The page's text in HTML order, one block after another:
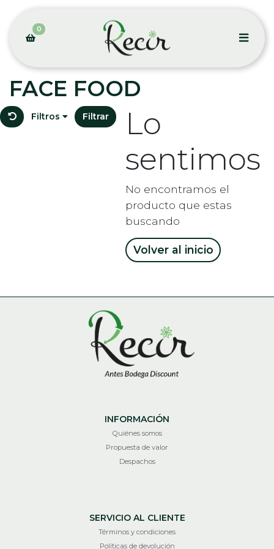
0
FACE FOOD
Filtros Filtrar
Lo
sentimos
No encontramos el
producto que estas
buscando
Volver al inicio
INFORMACIÓN
Quiénes somos
Propuesta de valor
Despachos
SERVICIO AL CLIENTE
Términos y condiciones
Políticas de devolución